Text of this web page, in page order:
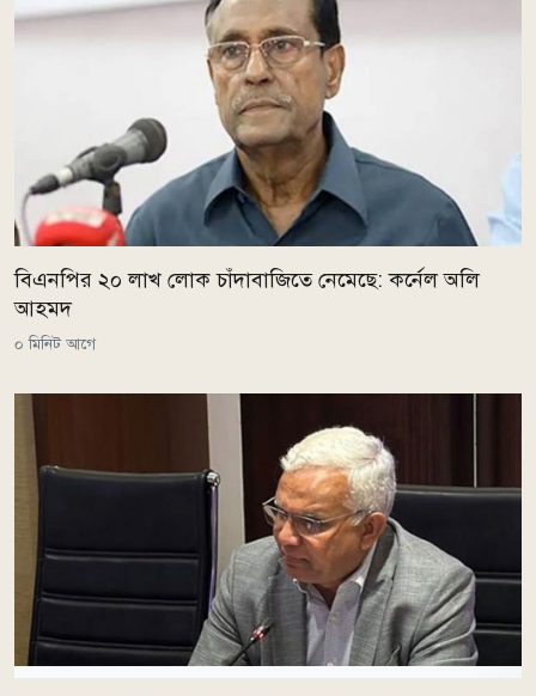
বিএনপির ২০ লাখ লোক চাঁদাবাজিতে নেমেছে: কর্নেল অলি
আহমদ
০ মিনিট আগে